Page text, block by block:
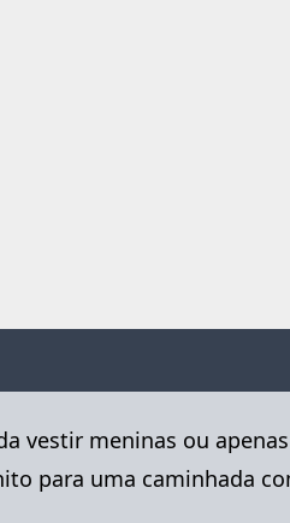
vestir meninas ou
para uma caminhada